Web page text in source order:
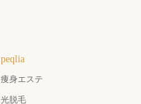
peqlia
痩身エステ
光脱毛